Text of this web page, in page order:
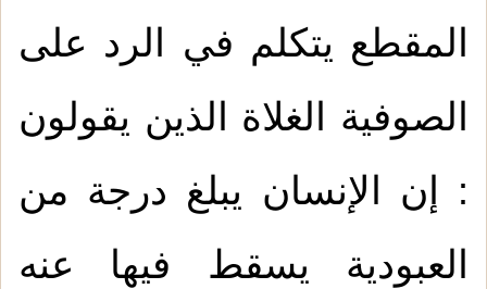
المقطع يتكلم في الرد على
الصوفية الغلاة الذين يقولون
: إن الإنسان يبلغ درجة من
العبودية يسقط فيها عنه